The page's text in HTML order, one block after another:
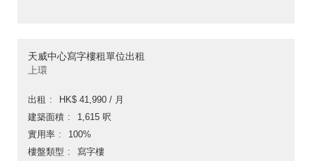
天威中心寫字樓租單位出租
上環
出租
HK$ 41,990 / 月
建築面積
1,615 呎
實用率
100%
樓盤類型
寫字樓